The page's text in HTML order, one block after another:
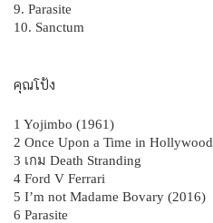
9. Parasite
10. Sanctum
คุณโป้ง
1 Yojimbo (1961)
2 Once Upon a Time in Hollywood
3 เกม Death Stranding
4 Ford V Ferrari
5 I’m not Madame Bovary (2016)
6 Parasite